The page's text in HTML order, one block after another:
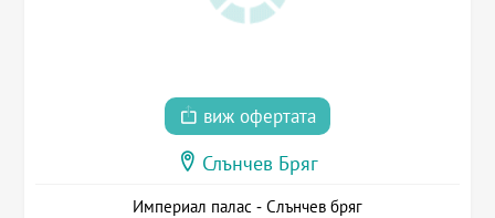
виж офертата
Слънчев Бряг
Империал палас - Слънчев бряг